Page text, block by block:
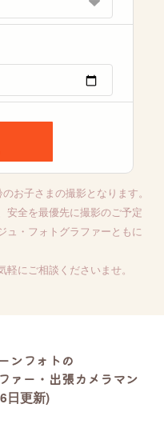
お子さまの撮影となります。
安全を最優先に撮影のご予定
ュ・フォトグラファーともに
にご相談くださいませ。
ンフォトの
ァー・出張カメラマン
日更新)